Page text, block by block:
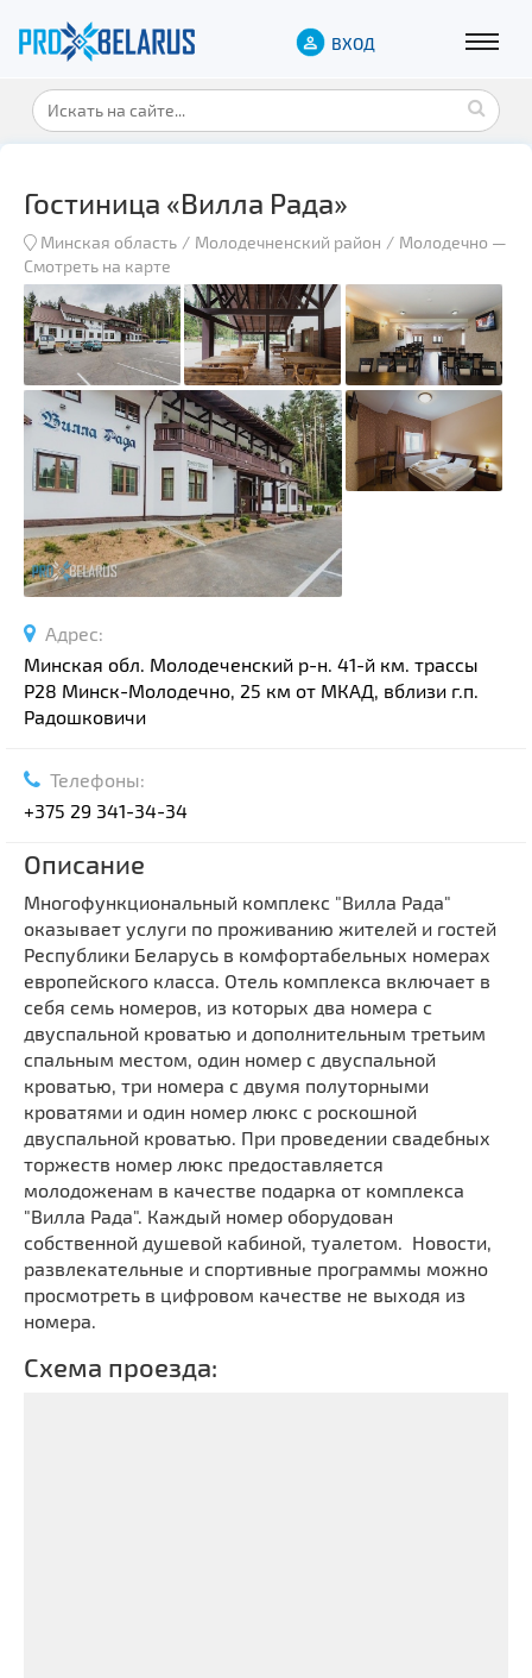
ВХОД
Гостиница «Вилла Рада»
Минская область Молодечненский район Молодечно —
Смотреть на карте
Адрес:
Минская обл. Молодеченский р-н. 41-й км. трассы
Р28 Минск-Молодечно, 25 км от МКАД, вблизи г.п.
Радошковичи
Телефоны:
+375 29 341-34-34
Описание
Многофункциональный комплекс "Вилла Рада"
оказывает услуги по проживанию жителей и гостей
Республики Беларусь в комфортабельных номерах
европейского класса. Отель комплекса включает в
себя семь номеров, из которых два номера с
двуспальной кроватью и дополнительным третьим
спальным местом, один номер с двуспальной
кроватью, три номера с двумя полуторными
кроватями и один номер люкс с роскошной
двуспальной кроватью. При проведении свадебных
торжеств номер люкс предоставляется
молодоженам в качестве подарка от комплекса
"Вилла Рада". Каждый номер оборудован
собственной душевой кабиной, туалетом. Новости,
развлекательные и спортивные программы можно
просмотреть в цифровом качестве не выходя из
номера.
Схема проезда: